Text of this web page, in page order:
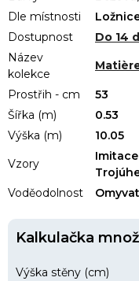
Dle místnosti
Dostupnost
Do 14
Název
kolekce
Prostřih - cm
53
Šířka (m)
0.53
Výška (m)
10.05
Vzory
Voděodolnost
Kalkulačka
Výška stěny (cm)